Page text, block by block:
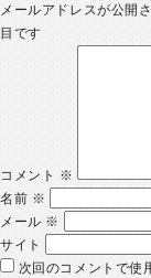
メールアドレスが公開
目です
コメント ※
名前 ※
メール ※
サイト
次回のコメントで使